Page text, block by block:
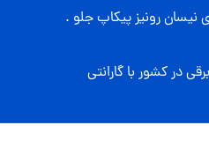
نیسان رونیز پیکاپ جلو .
در کشور با گارانتی